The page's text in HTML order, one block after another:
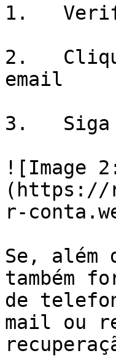
1.
2.
email
3.   Siga
![Image
(https://
r-
Se, além
também
de
mail ou